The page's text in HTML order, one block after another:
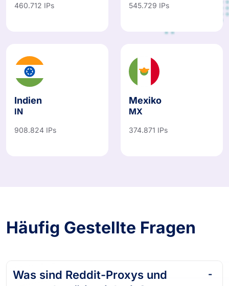
460.712 IPs 545.729 IPs
Indien
IN
908.824 IPs
Mexiko
MX
374.871 IPs
Häufig Gestellte Fragen
Was sind Reddit-Proxys und